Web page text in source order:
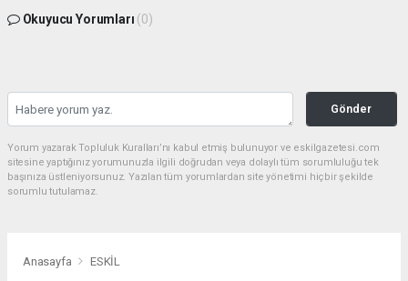
Okuyucu Yorumları (0)
Gönder
Yorum yazarak Topluluk Kuralları’nı kabul etmiş bulunuyor ve eskilgazetesi.com
sitesine yaptığınız yorumunuzla ilgili doğrudan veya dolaylı tüm sorumluluğu tek
başınıza üstleniyorsunuz. Yazılan tüm yorumlardan site yönetimi hiçbir şekilde
sorumlu tutulamaz.
Anasayfa ESKİL